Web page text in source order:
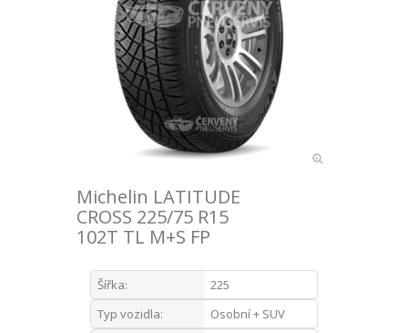
Michelin LATITUDE
CROSS 225/75 R15
102T TL M+S FP
Šířka:
225
Typ vozidla:
Osobní + SUV